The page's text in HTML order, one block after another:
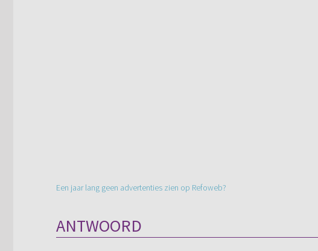
Een jaar lang geen advertenties zien op Refoweb?
ANTWOORD